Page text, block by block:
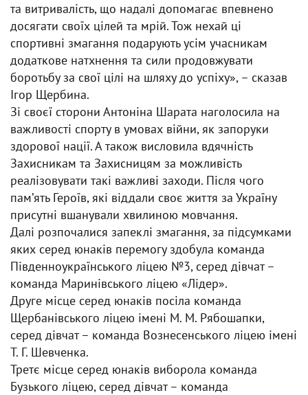
та витривалість, що надалі допомагає впевнено
досягати своїх цілей та мрій. Тож нехай ці
спортивні змагання подарують усім учасникам
додаткове натхнення та сили продовжувати
боротьбу за свої цілі на шляху до успіху», – сказав
Ігор Щербина.
Зі своєї сторони Антоніна Шарата наголосила на
важливості спорту в умовах війни, як запоруки
здорової нації. А також висловила вдячність
Захисникам та Захисницям за можливість
реалізовувати такі важливі заходи. Після чого
памʼять Героїв, які віддали своє життя за Україну
присутні вшанували хвилиною мовчання.
Далі розпочалися запеклі змагання, за підсумками
яких серед юнаків перемогу здобула команда
Південноукраїнського ліцею №3, серед дівчат –
команда Маринівського ліцею «Лідер».
Друге місце серед юнаків посіла команда
Щербанівського ліцею імені М. М. Рябошапки,
серед дівчат – команда Вознесенського ліцею імені
Т. Г. Шевченка.
Третє місце серед юнаків виборола команда
Бузького ліцею, серед дівчат – команда